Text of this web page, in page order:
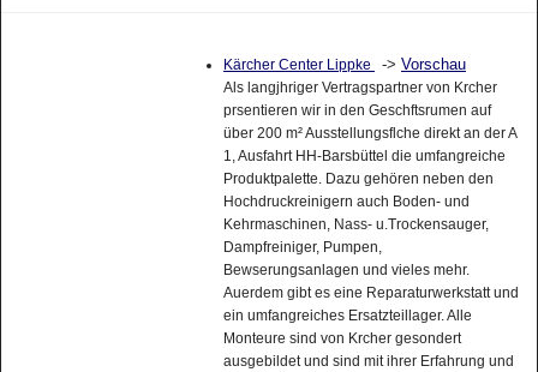
Kärcher Center Lippke -> Vorschau
Als langjhriger Vertragspartner von Krcher
prsentieren wir in den Geschftsrumen auf
über 200 m² Ausstellungsflche direkt an der A
1, Ausfahrt HH-Barsbüttel die umfangreiche
Produktpalette. Dazu gehören neben den
Hochdruckreinigern auch Boden- und
Kehrmaschinen, Nass- u.Trockensauger,
Dampfreiniger, Pumpen,
Bewserungsanlagen und vieles mehr.
Auerdem gibt es eine Reparaturwerkstatt und
ein umfangreiches Ersatzteillager. Alle
Monteure sind von Krcher gesondert
ausgebildet und sind mit ihrer Erfahrung und